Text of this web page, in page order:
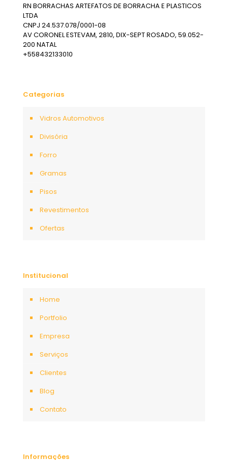
RN BORRACHAS ARTEFATOS DE BORRACHA E PLASTICOS
LTDA
CNPJ 24.537.078/0001-08
AV CORONEL ESTEVAM, 2810, DIX-SEPT ROSADO, 59.052-
200 NATAL
+558432133010
Categorias
Vidros Automotivos
Divisória
Forro
Gramas
Pisos
Revestimentos
Ofertas
Institucional
Home
Portfolio
Empresa
Serviços
Clientes
Blog
Contato
Informações